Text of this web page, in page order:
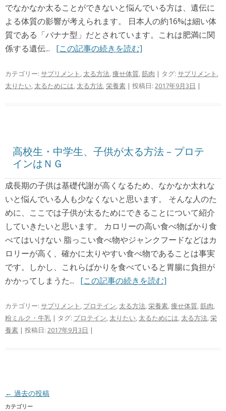
でなかなか太ることができないと悩んでいる方は、遺伝に
よる体質の影響が考えられます。 日本人の約16%は細い体
質である「バナナ型」だとされています。これは肥満に関
係する遺伝... [この記事の続きを読む]
カテゴリー: サプリメント , 太る方法,痩せ体質,筋肉 | タグ: サプリメント ,
太りたい, 太るためには, 太る方法,栄養素 | 投稿日: 2017年9月3日 |
高校生・中学生、子供が太る方法 – プロテ
インはＮＧ
成長期の子供は基礎代謝が高くなるため、なかなか太れな
いと悩んでいる人も少なくないと思います。 そんな人のた
めに、ここでは子供が太るためにできることについて紹介
していきたいと思います。 カロリーの高い食べ物ばかり食
べてはいけない 脂っこい食べ物やジャンクフードなどはカ
ロリーが高く、確かに太りやすい食べ物であることは事実
です。しかし、これらばかりを食べていると胃腸に負担が
かかってしまうた... [この記事の続きを読む]
カテゴリー: サプリメント , プロテイン, 太る方法,栄養素,痩せ体質,筋肉,
粉ミルク・牛乳 | タグ: プロテイン, 太りたい, 太るためには, 太る方法,栄
養素 | 投稿日: 2017年9月3日 |
投稿ナビゲーション
← 過去の投稿
カテゴリー